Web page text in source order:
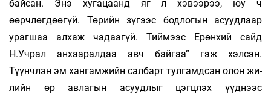
байсан. Энэ хугацаанд яг л хэвээрээ, юу ч
өөрчлөгдөөгүй. Төрийн зүгээс бодлогын асуудлаар
урагшаа алхаж чадаагүй. Тиймээс Ерөнхий сайд
Н.Учрал анхааралдаа авч байгаа” гэж хэлсэн.
Түүнчлэн эм хангамжийн салбарт тулгамдсан олон жи­
лийн өр авлагын асуудлыг цэгцлэх үүднээс